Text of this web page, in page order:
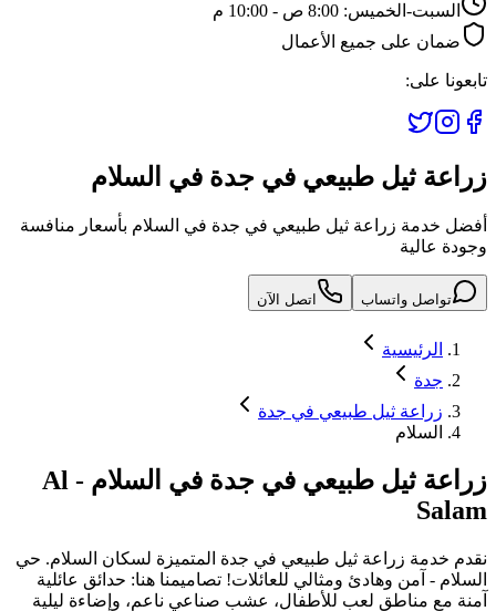
السبت-الخميس: 8:00 ص - 10:00 م
ضمان على جميع الأعمال
تابعونا على:
زراعة ثيل طبيعي في جدة في السلام
أفضل خدمة زراعة ثيل طبيعي في جدة في السلام بأسعار منافسة
وجودة عالية
تواصل واتساب اتصل الآن
الرئيسية
جدة
زراعة ثيل طبيعي في جدة
السلام
زراعة ثيل طبيعي في جدة في السلام -
Al
Salam
نقدم خدمة زراعة ثيل طبيعي في جدة المتميزة لسكان السلام. حي
السلام - آمن وهادئ ومثالي للعائلات! تصاميمنا هنا: حدائق عائلية
آمنة مع مناطق لعب للأطفال، عشب صناعي ناعم، وإضاءة ليلية